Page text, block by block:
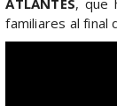
ATLANTES, que
familiares al final